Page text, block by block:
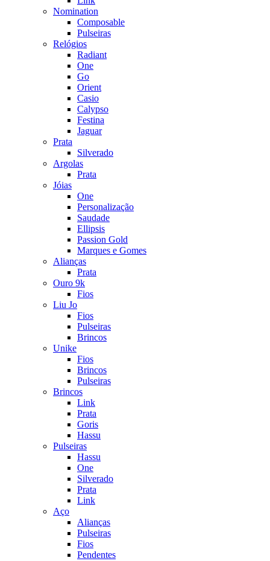
Nomination
Composable
Pulseiras
Relógios
Radiant
One
Go
Orient
Casio
Calypso
Festina
Jaguar
Prata
Silverado
Argolas
Prata
Jóias
One
Personalização
Saudade
Ellipsis
Passion Gold
Marques e Gomes
Alianças
Prata
Ouro 9k
Fios
Liu Jo
Fios
Pulseiras
Brincos
Unike
Fios
Brincos
Pulseiras
Brincos
Link
Prata
Goris
Hassu
Pulseiras
Hassu
One
Silverado
Prata
Link
Aço
Alianças
Pulseiras
Fios
Pendentes